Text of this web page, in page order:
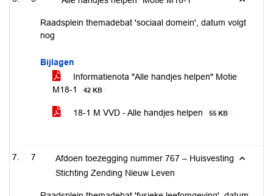
Raadsplein themadebat 'sociaal domein', datum volgt
nog
Bijlagen
Informatienota "Alle handjes helpen" Motie
M18-1
42 KB
18-1 M VVD - Alle handjes helpen 55 KB
7
Afdoen toezegging nummer 767 – Huisvesting
Stichting Zending Nieuw Leven